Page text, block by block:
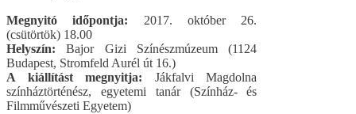
Megnyitó időpontja: 2017. október 26.
(csütörtök) 18.00
Helyszín: Bajor Gizi Színészmúzeum (1124
Budapest, Stromfeld Aurél út 16.)
A kiállítást megnyitja: Jákfalvi Magdolna
színháztörténész, egyetemi tanár (Színház- és
Filmművészeti Egyetem)